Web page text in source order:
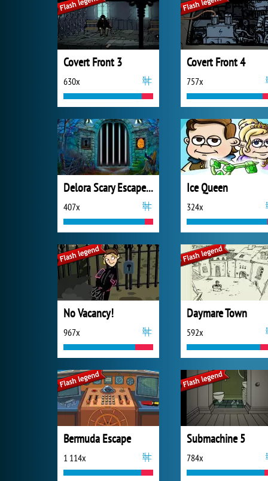
Covert Front 3
630x
Covert Front 4
757x
Delora Scary Escape: Mysteries Adventure
407x
Ice Queen
324x
No Vacancy!
967x
Daymare Town
592x
Bermuda Escape
1 114x
Submachine 5
784x